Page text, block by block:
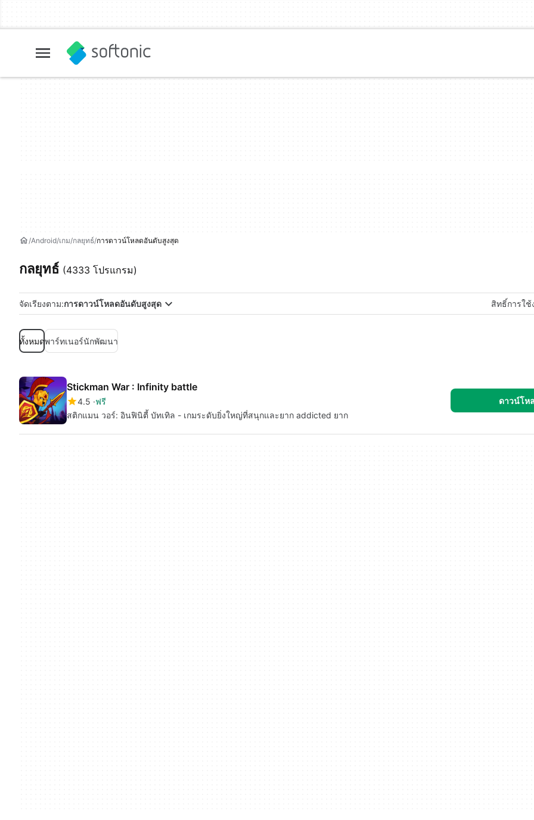
Android เกม กลยุทธ์ การดาวน์โหลดอันดับสูงสุด
กลยุทธ์ (4333 โปรแกรม)
จัดเรียงตาม:การดาวน์โหลดอันดับสูงสุด สิทธิ์การใช้
ทั้งหมดพาร์ทเนอร์นักพัฒนา
Stickman War : Infinity battle
4.5 ฟรี
สติกแมน วอร์: อินฟินิตี้ บัทเทิล - เกมระดับยิ่งใหญ่ที่สนุกและยาก addicted ยาก
ดาวน์โห